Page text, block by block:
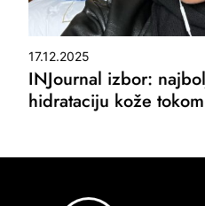
17.12.2025
INJournal izbor:
hidrataciju kože